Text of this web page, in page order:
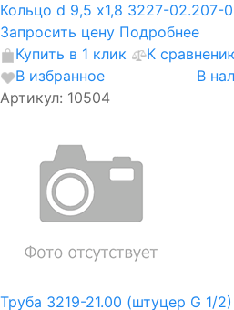
Кольцо d 9,5 х1,8 3227-02.207-
Запросить цену Подробнее
Купить в 1 клик
К
В избранное
В
Артикул: 10504
Труба 3219-21.00 (штуцер G 1/2)